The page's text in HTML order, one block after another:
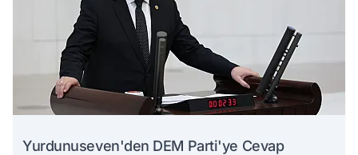
Yurdunuseven'den DEM Parti'ye Cevap